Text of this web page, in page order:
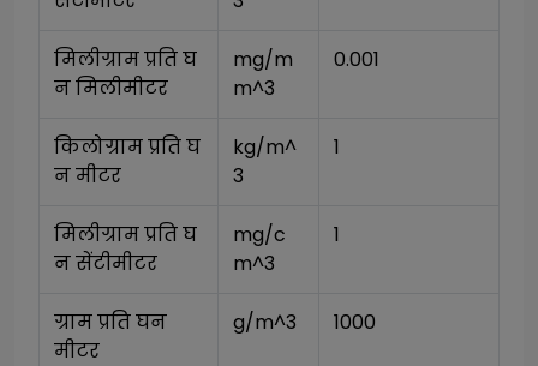
मिलीग्राम प्रति घ
न मिलीमीटर
mg/m
m^3
0.001
किलोग्राम प्रति घ
न मीटर
kg/m^
3
1
मिलीग्राम प्रति घ
न सेंटीमीटर
mg/c
m^3
1
ग्राम प्रति घन
मीटर
g/m^3 1000